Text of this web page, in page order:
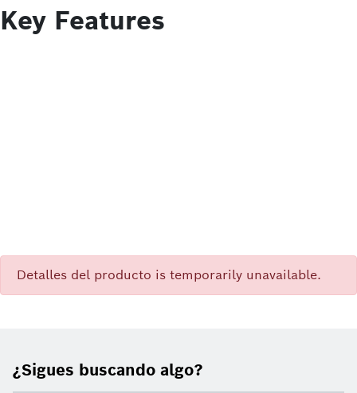
Key Features
Detalles del producto is temporarily unavailable.
¿Sigues buscando algo?